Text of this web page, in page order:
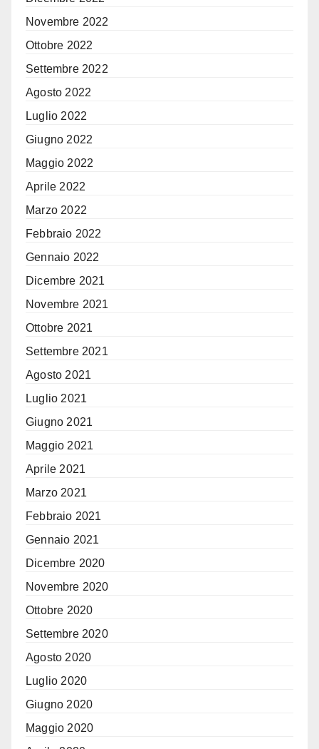
Novembre 2022
Ottobre 2022
Settembre 2022
Agosto 2022
Luglio 2022
Giugno 2022
Maggio 2022
Aprile 2022
Marzo 2022
Febbraio 2022
Gennaio 2022
Dicembre 2021
Novembre 2021
Ottobre 2021
Settembre 2021
Agosto 2021
Luglio 2021
Giugno 2021
Maggio 2021
Aprile 2021
Marzo 2021
Febbraio 2021
Gennaio 2021
Dicembre 2020
Novembre 2020
Ottobre 2020
Settembre 2020
Agosto 2020
Luglio 2020
Giugno 2020
Maggio 2020